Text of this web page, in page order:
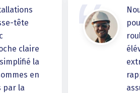
tête
claire
la
en
par la